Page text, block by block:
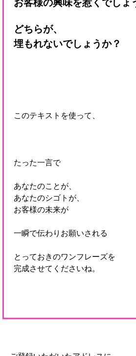
お客様の興味を惹くでしょ
どちらが、
埋もれないでしょうか？
このテキストを使って、
たった一言で
あなたのことが、
あなたのシゴトが、
お客様の未来が
一瞬で伝わりお願いされる
とっておきのワンフレーズを
完成させてくださいね。